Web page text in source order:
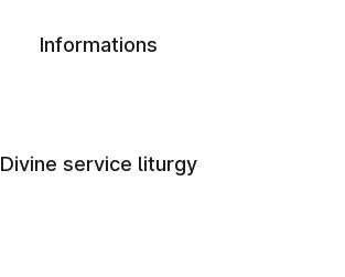
Informations
Divine service liturgy